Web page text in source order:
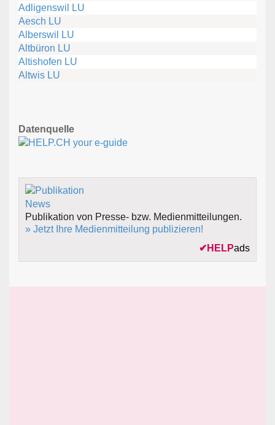
Adligenswil LU
Aesch LU
Alberswil LU
Altbüron LU
Altishofen LU
Altwis LU
Datenquelle
Publikation von Presse- bzw. Medienmitteilungen.
» Jetzt Ihre Medienmitteilung publizieren!
✔ HELPads